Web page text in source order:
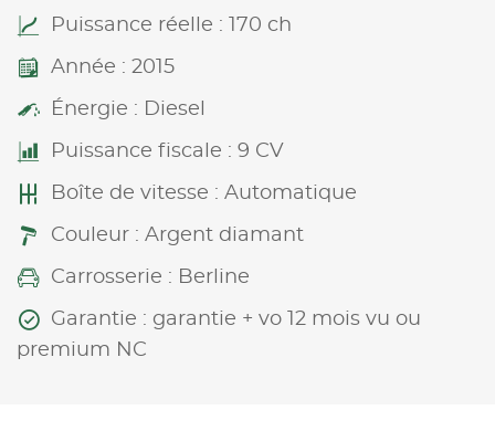
Puissance réelle : 170 ch
Année : 2015
Énergie : Diesel
Puissance fiscale : 9 CV
Boîte de vitesse : Automatique
Couleur : Argent diamant
Carrosserie : Berline
Garantie : garantie + vo 12 mois vu ou
premium NC